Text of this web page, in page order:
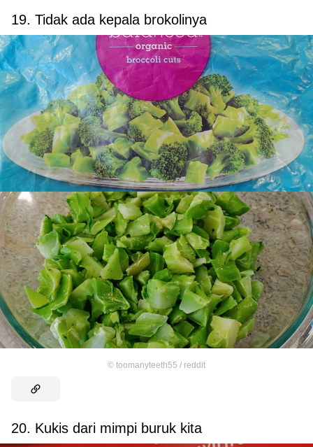
19. Tidak ada kepala brokolinya
© toomanyteeth55 / reddit
20. Kukis dari mimpi buruk kita